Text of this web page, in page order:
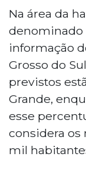
Na área da
denominado
informação
Grosso do
previstos
Grande,
esse
considera os
mil